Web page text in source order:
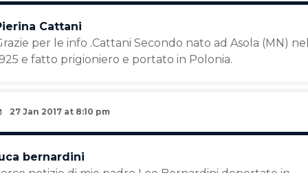
Cattani
per le info .Cattani Secondo nato ad Asola (MN)
e fatto prigioniero e portato in Polonia.
27 Jan 2017 at 8:10 pm
bernardini